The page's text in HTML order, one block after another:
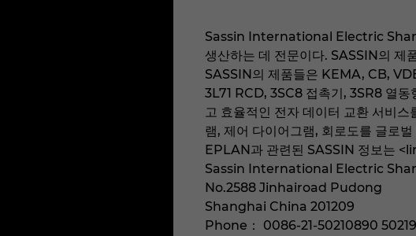
Sassin International Electric
생산하는 데 전문이다. SASSIN의 제
SASSIN의 제품들은 KEMA, CB,
3L71 RCD, 3SC8 접촉기, 3SR8 열
고 효율적인 전자 데이터 교환 서비
램, 제어 다이어그램, 회로도를 글로
EPLAN과 관련된 SASSIN 정보는
Sassin International Electric
No.2588 Jinhairoad Pudong
Shanghai China 201209
Phone： 0086-21-50210890